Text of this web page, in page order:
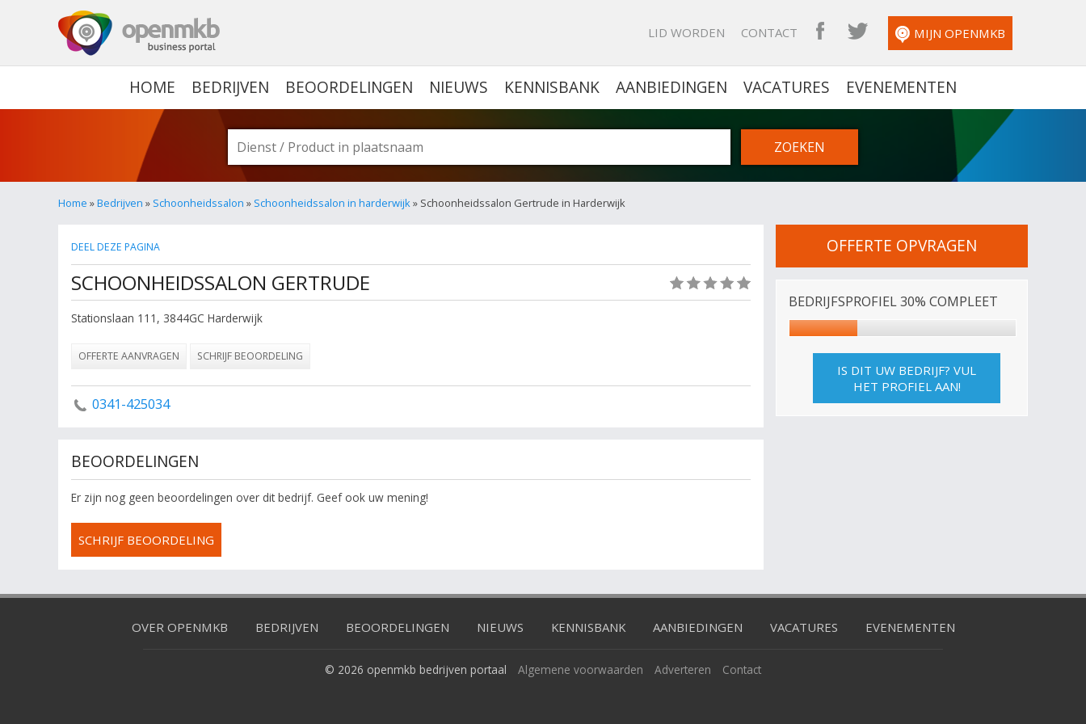
LID WORDEN CONTACT OPENMKB FACEBOOK
OPENMKB TWITTER
MIJN OPENMKB
HOME BEDRIJVEN BEOORDELINGEN NIEUWS KENNISBANK AANBIEDINGEN VACATURES EVENEMENTEN
Home »Bedrijven » Schoonheidssalon » Schoonheidssalon in harderwijk» Schoonheidssalon Gertrude in Harderwijk
DEEL DEZE PAGINA
SCHOONHEIDSSALON GERTRUDE
Stationslaan 111 , 3844GC Harderwijk
OFFERTE AANVRAGEN SCHRIJF BEOORDELING
0341-425034
BEOORDELINGEN
Er zijn nog geen beoordelingen over dit bedrijf. Geef ook uw mening!
SCHRIJF BEOORDELING
OFFERTE OPVRAGEN
BEDRIJFSPROFIEL 30% COMPLEET
IS DIT UW BEDRIJF? VUL
HET PROFIEL AAN!
OVER OPENMKB BEDRIJVEN BEOORDELINGEN NIEUWS KENNISBANK AANBIEDINGEN VACATURES EVENEMENTEN
© 2026 openmkb bedrijven portaal Algemene voorwaarden Adverteren Contact